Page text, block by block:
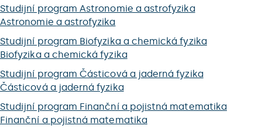
Studijní program Astronomie a astrofyzika
Astronomie a astrofyzika
Studijní program Biofyzika a chemická fyzika
Biofyzika a chemická fyzika
Studijní program Částicová a jaderná fyzika
Částicová a jaderná fyzika
Studijní program Finanční a pojistná matematika
Finanční a pojistná matematika